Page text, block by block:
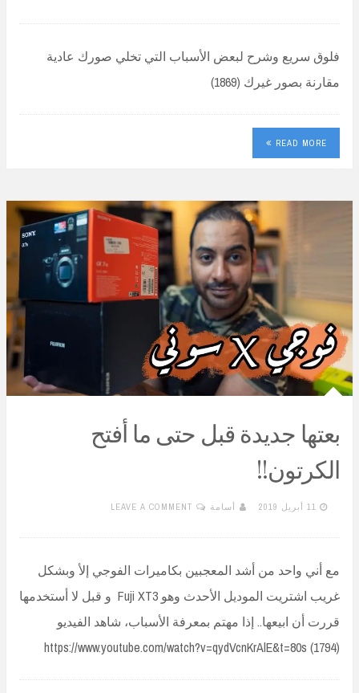
فلوق سريع وشرح لبعض الأسباب التي تخلي صورك عادية
مقارنة بصور غيرك (1869)
READ MORE
بعتها جديدة قبل حتى ما أفتح
الكرتون!!
11 أبريل 2019 أسامة LEAVE A COMMENT
مع أني واحد من أشد المعجبين بكاميرات الفوجي إلأ وبشكل
غريب اشتريت الموديل الأحدث وهو Fuji XT3 و قبل لا أستخدمها
قررت أن ابيعها.. إذا مهتم بمعرفة الأسباب، شاهد الفيديو
https://www.youtube.com/watch?v=qydVcnKrAlE&t=80s (1794)